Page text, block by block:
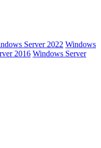
Server 2022 Windows
2016 Windows Server